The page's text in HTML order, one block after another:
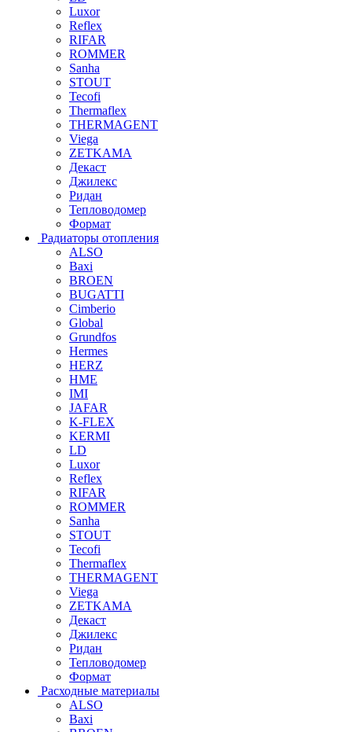
Luxor
Reflex
RIFAR
ROMMER
Sanha
STOUT
Tecofi
Thermaflex
THERMAGENT
Viega
ZETKAMA
Декаст
Джилекс
Ридан
Тепловодомер
Формат
Радиаторы отопления
ALSO
Baxi
BROEN
BUGATTI
Cimberio
Global
Grundfos
Hermes
HERZ
HME
IMI
JAFAR
K-FLEX
KERMI
LD
Luxor
Reflex
RIFAR
ROMMER
Sanha
STOUT
Tecofi
Thermaflex
THERMAGENT
Viega
ZETKAMA
Декаст
Джилекс
Ридан
Тепловодомер
Формат
Расходные материалы
ALSO
Baxi